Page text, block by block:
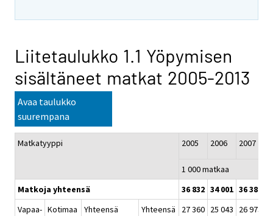
Liitetaulukko 1.1 Yöpymisen
sisältäneet matkat 2005-2013
Avaa taulukko
suurempana
Matkatyyppi 2005 2006 2007
1 000 matkaa
Matkoja yhteensä
36 832 34 001 36 381
Vapaa- Kotimaa Yhteensä Yhteensä 27 360 25 043 26 973